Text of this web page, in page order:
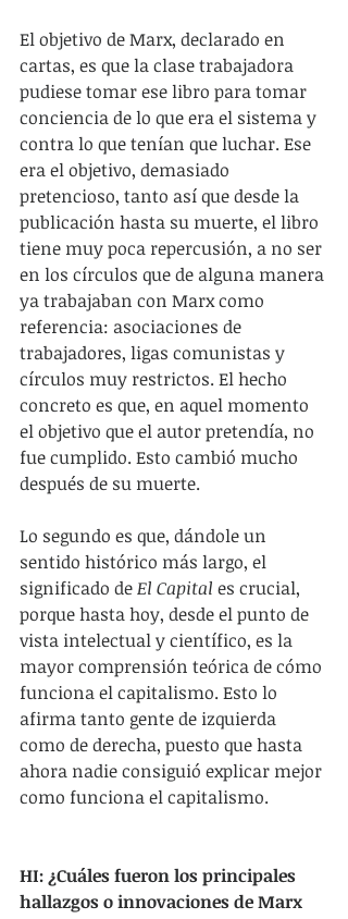
El objetivo de Marx, declarado en
cartas, es que la clase trabajadora
pudiese tomar ese libro para tomar
conciencia de lo que era el sistema y
contra lo que tenían que luchar. Ese
era el objetivo, demasiado
pretencioso, tanto así que desde la
publicación hasta su muerte, el libro
tiene muy poca repercusión, a no ser
en los círculos que de alguna manera
ya trabajaban con Marx como
referencia: asociaciones de
trabajadores, ligas comunistas y
círculos muy restrictos. El hecho
concreto es que, en aquel momento
el objetivo que el autor pretendía, no
fue cumplido. Esto cambió mucho
después de su muerte.
Lo segundo es que, dándole un
sentido histórico más largo, el
significado de El Capital es crucial,
porque hasta hoy, desde el punto de
vista intelectual y científico, es la
mayor comprensión teórica de cómo
funciona el capitalismo. Esto lo
afirma tanto gente de izquierda
como de derecha, puesto que hasta
ahora nadie consiguió explicar mejor
como funciona el capitalismo.
HI: ¿Cuáles fueron los principales
hallazgos o innovaciones de Marx